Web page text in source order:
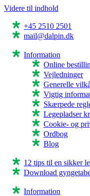
Videre til indhold
+45 2510 2501
mail@dalpin.dk
Information
Online
Vejledninger
Generelle
Vigtig
Skærpede
Legepladser
Cookie- og
Ordbog
Blog
12 tips til en sikker
Download
Information